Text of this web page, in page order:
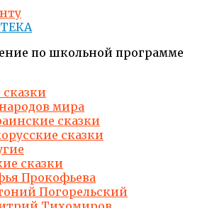
по школьной программе
сказки
мира
сказки
сказки
сказки
Прокофьева
Погорельский